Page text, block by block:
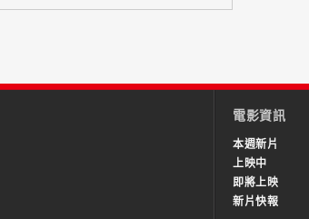
電影資訊
本週新片
上映中
即將上映
新片快報